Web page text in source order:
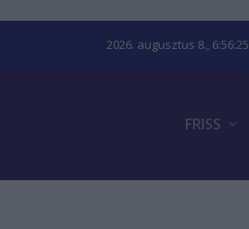
2026. augusztus 8., 6:56:26
FRISS